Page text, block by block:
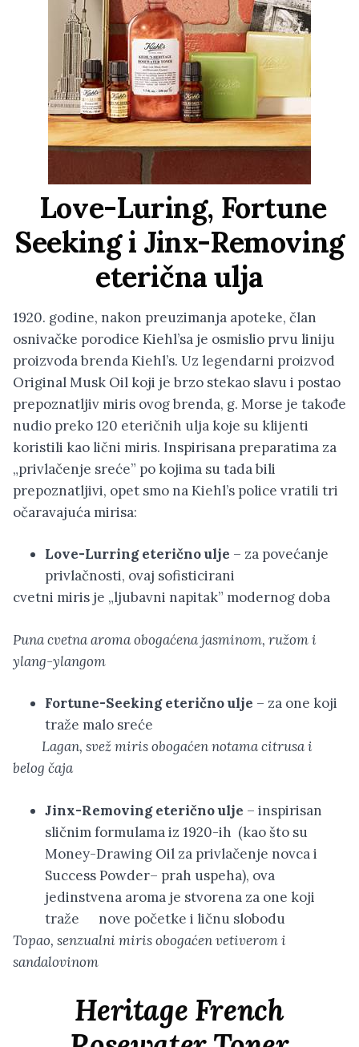
Love-Luring, Fortune
Seeking i Jinx-Removing
eterična ulja
1920. godine, nakon preuzimanja apoteke, član
osnivačke porodice Kiehl’sa je osmislio prvu liniju
proizvoda brenda Kiehl’s. Uz legendarni proizvod
Original Musk Oil koji je brzo stekao slavu i postao
prepoznatljiv miris ovog brenda, g. Morse je takođe
nudio preko 120 eteričnih ulja koje su klijenti
koristili kao lični miris. Inspirisana preparatima za
„privlačenje sreće” po kojima su tada bili
prepoznatljivi, opet smo na Kiehl’s police vratili tri
očaravajuća mirisa:
Love-Lurring eterično ulje – za povećanje
privlačnosti, ovaj sofisticirani
cvetni miris je „ljubavni napitak” modernog doba
Puna cvetna aroma obogaćena jasminom, ružom i
ylang-ylangom
Fortune-Seekingeterično ulje – za one koji
traže malo sreće
Lagan, svež miris obogaćen notama citrusa i
belog čaja
Jinx-Removingeterično ulje – inspirisan
sličnim formulama iz 1920-ih (kao što su
Money-Drawing Oil za privlačenje novca i
Success Powder– prah uspeha), ova
jedinstvena aroma je stvorena za one koji
traže nove početke i ličnu slobodu
Topao, senzualni miris obogaćen vetiverom i
sandalovinom
Heritage French